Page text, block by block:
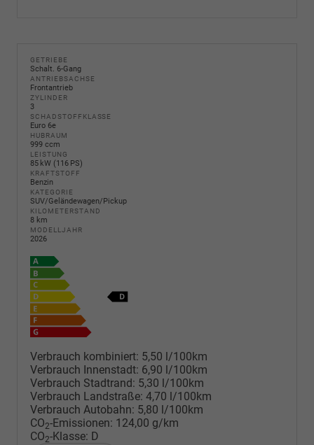
GETRIEBE
Schalt. 6-Gang
ANTRIEBSACHSE
Frontantrieb
ZYLINDER
3
SCHADSTOFFKLASSE
Euro 6e
HUBRAUM
999 ccm
LEISTUNG
85 kW (116 PS)
KRAFTSTOFF
Benzin
KATEGORIE
SUV/Geländewagen/Pickup
KILOMETERSTAND
8 km
MODELLJAHR
2026
Verbrauch kombiniert: 5,50 l/100km
Verbrauch Innenstadt: 6,90 l/100km
Verbrauch Stadtrand: 5,30 l/100km
Verbrauch Landstraße: 4,70 l/100km
Verbrauch Autobahn: 5,80 l/100km
CO2-Emissionen: 124,00 g/km
CO2-Klasse: D